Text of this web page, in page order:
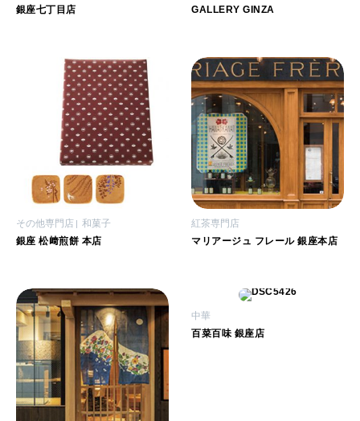
銀座七丁目店
GALLERY GINZA
その他専門店 和菓子
銀座 松﨑煎餅 本店
紅茶専門店
マリアージュ フレール 銀座本店
中華
百菜百味 銀座店